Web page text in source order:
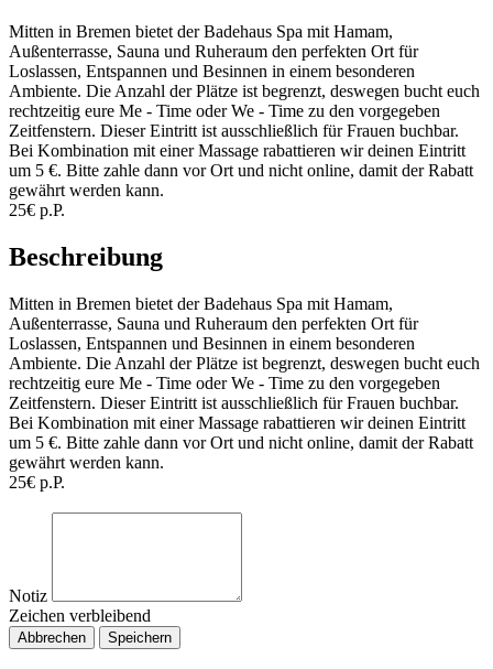
Mitten in Bremen bietet der Badehaus Spa mit Hamam,
Außenterrasse, Sauna und Ruheraum den perfekten Ort für
Loslassen, Entspannen und Besinnen in einem besonderen
Ambiente. Die Anzahl der Plätze ist begrenzt, deswegen bucht euch
rechtzeitig eure Me - Time oder We - Time zu den vorgegeben
Zeitfenstern. Dieser Eintritt ist ausschließlich für Frauen buchbar.
Bei Kombination mit einer Massage rabattieren wir deinen Eintritt
um 5 €. Bitte zahle dann vor Ort und nicht online, damit der Rabatt
gewährt werden kann.
25€ p.P.
Beschreibung
Mitten in Bremen bietet der Badehaus Spa mit Hamam,
Außenterrasse, Sauna und Ruheraum den perfekten Ort für
Loslassen, Entspannen und Besinnen in einem besonderen
Ambiente. Die Anzahl der Plätze ist begrenzt, deswegen bucht euch
rechtzeitig eure Me - Time oder We - Time zu den vorgegeben
Zeitfenstern. Dieser Eintritt ist ausschließlich für Frauen buchbar.
Bei Kombination mit einer Massage rabattieren wir deinen Eintritt
um 5 €. Bitte zahle dann vor Ort und nicht online, damit der Rabatt
gewährt werden kann.
25€ p.P.
Notiz
Zeichen verbleibend
Abbrechen Speichern